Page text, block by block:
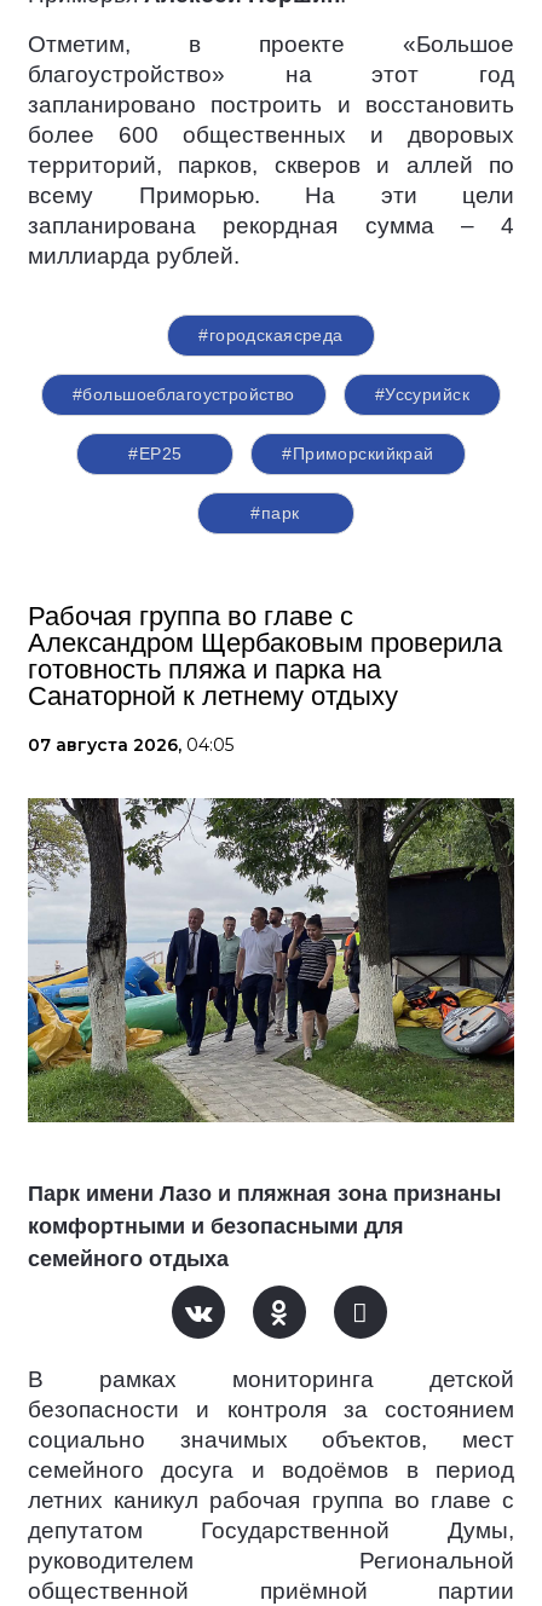
Отметим, в проекте «Большое
благоустройство» на этот год
запланировано построить и восстановить
более 600 общественных и дворовых
территорий, парков, скверов и аллей по
всему Приморью. На эти цели
запланирована рекордная сумма – 4
миллиарда рублей.
#городскаясреда
#большоеблагоустройство #Уссурийск
#ЕР25 #Приморскийкрай
#парк
Рабочая группа во главе с
Александром Щербаковым проверила
готовность пляжа и парка на
Санаторной к летнему отдыху
07 августа 2026, 04:05
Парк имени Лазо и пляжная зона признаны
комфортными и безопасными для
семейного отдыха
В рамках мониторинга детской
безопасности и контроля за состоянием
социально значимых объектов, мест
семейного досуга и водоёмов в период
летних каникул рабочая группа во главе с
депутатом Государственной Думы,
руководителем Региональной
общественной приёмной партии